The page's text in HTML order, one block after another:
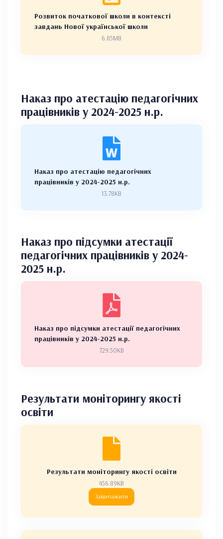
Розвиток початкової школи в контексті
завдань Нової української школи
6.85MB
Наказ про атестацію педагогічних
працівників у 2024-2025 н.р.
Наказ про атестацію педагогічних
працівників у 2024-2025 н.р.
13.78KB
Наказ про підсумки атестації
педагогічних працівників у 2024-
2025 н.р.
Наказ про підсумки атестації педагогічних
працівників у 2024-2025 н.р.
729.50KB
Результати моніторингу якості
освіти
Результати моніторингу якості освіти
456.89KB
Завантажити